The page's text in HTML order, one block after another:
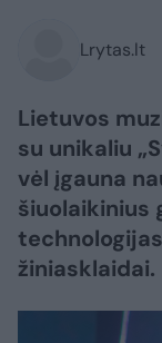
Lrytas.lt
Lietuvos
su unikaliu
vėl įgauna
šiuolaikinius
žiniasklaidai.